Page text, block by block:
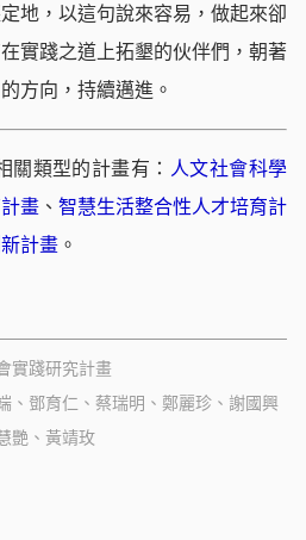
地，以這句說來容易，做起來卻
實踐之道上拓墾的伙伴們，朝著
方向，持續邁進。
關類型的計畫有： 人文社會科學
畫 、 智慧生活整合性人才培育計
計畫 。
實踐研究計畫
、鄧育仁、蔡瑞明、鄭麗珍、謝國興
艷、黃靖玫